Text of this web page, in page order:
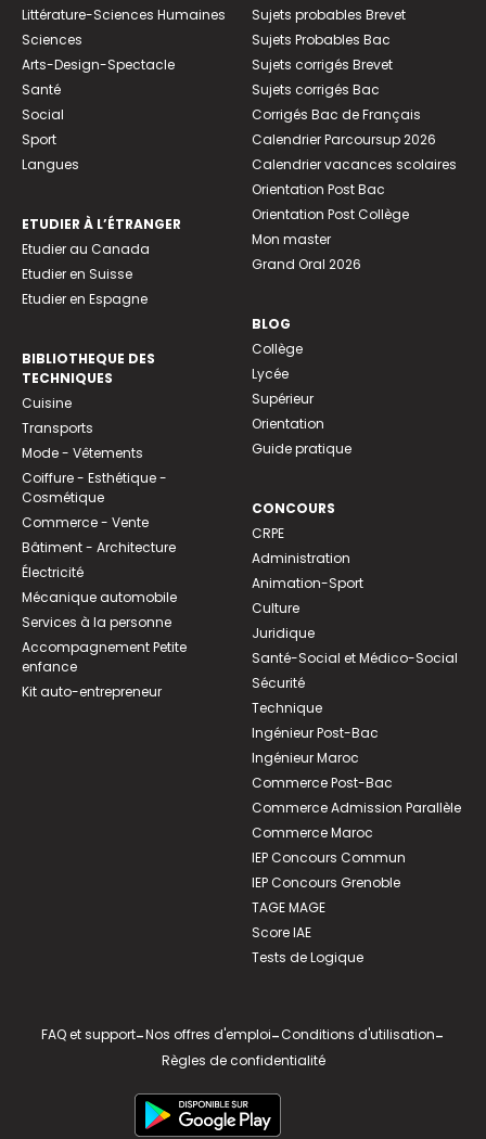
Littérature-Sciences Humaines
Sciences
Arts-Design-Spectacle
Santé
Social
Sport
Langues
ETUDIER À L’ÉTRANGER
Etudier au Canada
Etudier en Suisse
Etudier en Espagne
BIBLIOTHEQUE DES
TECHNIQUES
Cuisine
Transports
Mode - Vêtements
Coiffure - Esthétique -
Cosmétique
Commerce - Vente
Bâtiment - Architecture
Électricité
Mécanique automobile
Services à la personne
Accompagnement Petite
enfance
Kit auto-entrepreneur
Sujets probables Brevet
Sujets Probables Bac
Sujets corrigés Brevet
Sujets corrigés Bac
Corrigés Bac de Français
Calendrier Parcoursup 2026
Calendrier vacances scolaires
Orientation Post Bac
Orientation Post Collège
Mon master
Grand Oral 2026
BLOG
Collège
Lycée
Supérieur
Orientation
Guide pratique
CONCOURS
CRPE
Administration
Animation-Sport
Culture
Juridique
Santé-Social et Médico-Social
Sécurité
Technique
Ingénieur Post-Bac
Ingénieur Maroc
Commerce Post-Bac
Commerce Admission Parallèle
Commerce Maroc
IEP Concours Commun
IEP Concours Grenoble
TAGE MAGE
Score IAE
Tests de Logique
FAQ et support-Nos offres d'emploi-Conditions d'utilisation-
Règles de confidentialité